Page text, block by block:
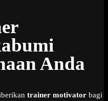
Anda
trainer motivator bagi